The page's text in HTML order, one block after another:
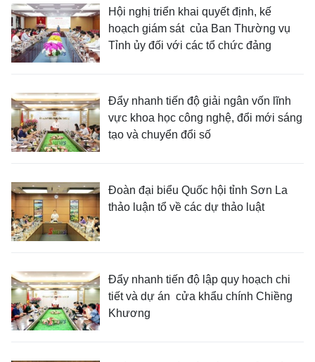
Hội nghị triển khai quyết định, kế
hoạch giám sát của Ban Thường vụ
Tỉnh ủy đối với các tổ chức đảng
Đẩy nhanh tiến độ giải ngân vốn lĩnh
vực khoa học công nghệ, đổi mới sáng
tạo và chuyển đổi số
Đoàn đại biểu Quốc hội tỉnh Sơn La
thảo luận tổ về các dự thảo luật
Đẩy nhanh tiến độ lập quy hoạch chi
tiết và dự án cửa khẩu chính Chiềng
Khương